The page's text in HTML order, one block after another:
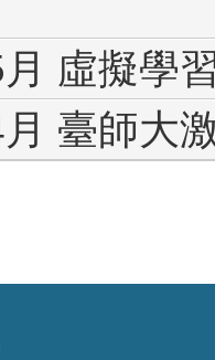
虛擬學
臺師大